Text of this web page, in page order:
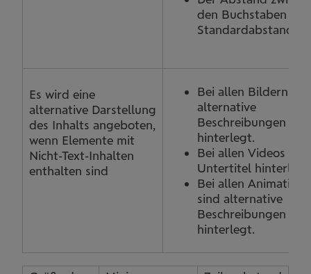
den Buchstaben ist
Standardabstand.
Es wird eine
alternative Darstellung
des Inhalts angeboten,
wenn Elemente mit
Nicht-Text-Inhalten
enthalten sind
Bei allen Bildern
alternative
Beschreibungen
hinterlegt.
Bei allen Videos sind
Untertitel
Bei allen
sind alternative
Beschreibungen
hinterlegt.